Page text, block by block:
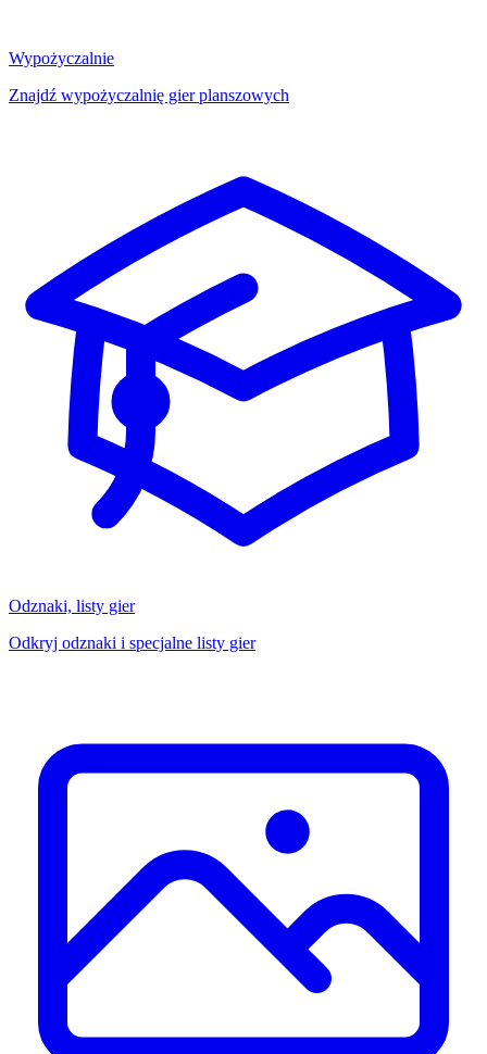
Wypożyczalnie
Znajdź wypożyczalnię gier planszowych
Odznaki, listy gier
Odkryj odznaki i specjalne listy gier